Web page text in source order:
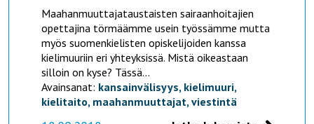
Maahanmuuttajataustaisten sairaanhoitajien
opettajina törmäämme usein työssämme mutta
myös suomenkielisten opiskelijoiden kanssa
kielimuuriin eri yhteyksissä. Mistä oikeastaan
silloin on kyse? Tässä...
Avainsanat: kansainvälisyys, kielimuuri,
kielitaito, maahanmuuttajat,viestintä